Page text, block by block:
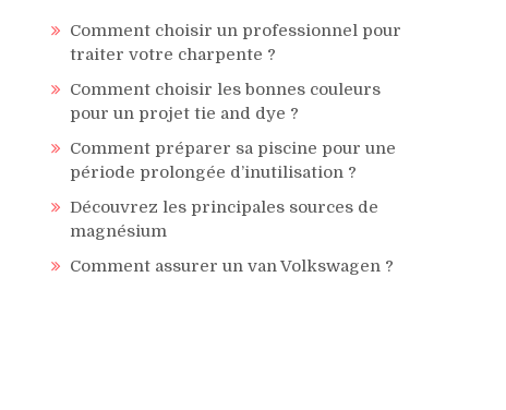
Comment choisir un professionnel pour
traiter votre charpente ?
Comment choisir les bonnes couleurs
pour un projet tie and dye ?
Comment préparer sa piscine pour une
période prolongée d’inutilisation ?
Découvrez les principales sources de
magnésium
Comment assurer un van Volkswagen ?